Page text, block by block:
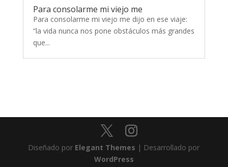
Para consolarme mi viejo me
Para consolarme mi viejo me dijo en ese viaje:
“la vida nunca nos pone obstáculos más grandes
que...
Diseñado por Elegant Themes | Desarrollado por
WordPress